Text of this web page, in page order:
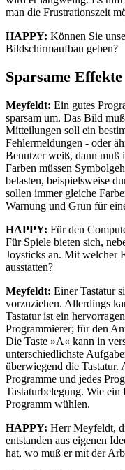
man die Frustrationszeit
HAPPY: Können Sie
Bildschirmaufbau geben?
Sparsame Effekte
Meyfeldt: Ein gutes
sparsam um. Das Bild
Mitteilungen soll ein
Fehlermeldungen - oder
Benutzer weiß, dann muß
Farben müssen
belasten, beispielsweise
sollen immer gleiche
Warnung und Grün für
HAPPY: Für den
Für Spiele bieten sich,
Joysticks an. Mit welcher
ausstatten?
Meyfeldt: Einer Tastatur
vorzuziehen. Allerdings
Tastatur ist ein
Programmierer; für den
Die Taste »A« kann in
unterschiedlichste
überwiegend die Tastatur.
Programme und jedes
Tastaturbelegung. Wie
Programm wühlen.
HAPPY: Herr Meyfeldt,
entstanden aus eigenen
hat, wo muß er mit der